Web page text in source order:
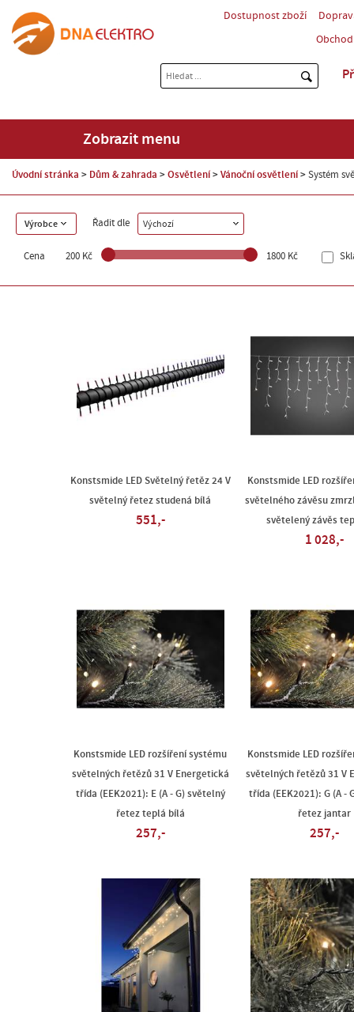
Dostupnost zboží
Zobrazit menu
Úvodní stránka Dům & zahrada Osvětlení Vánoční osvětlení Systém
Výrobce Řadit dle Výchozí
Cena 200 Kč 1800 Kč
Konstsmide LED Světelný řetěz 24 V
světelný řetez studená bílá
551,-
Konstsmide LED
světelného závěsu
světelený závěs
1 028,-
Konstsmide LED rozšíření systému
světelných řetězů 31 V Energetická
třída (EEK2021): E (A - G) světelný
řetez teplá bílá
257,-
Konstsmide LED
světelných řetězů 31 V
třída (EEK2021): G (A -
řetez jantar
257,-